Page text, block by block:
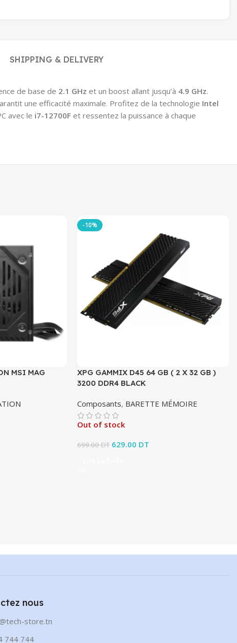
SHIPPING & DELIVERY
de base de 2.1 GHz et un boost allant jusqu’à 4.9 GHz.
une efficacité maximale. Profitez de la technologie Intel
avec le i7-12700F et ressentez la puissance à chaque
MSI MAG
-10%
XPG GAMMIX D45 64 GB ( 2 X 32 GB )
3200 DDR4 BLACK
Composants, BARETTE MÉMOIRE
Out of stock
699.00DT Le prix initial était : 699.00 DT.
629.00 DT
nous
store.tn
744 744